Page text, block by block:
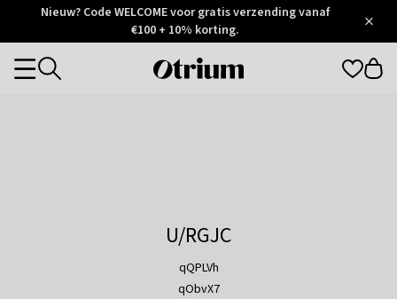
Otrium
Trustpilot
Nieuw? Code WELCOME voor gratis verzending vanaf
€100 + 10% korting.
Otrium
Categories
U/RGJC
qQPLVh
qObvX7